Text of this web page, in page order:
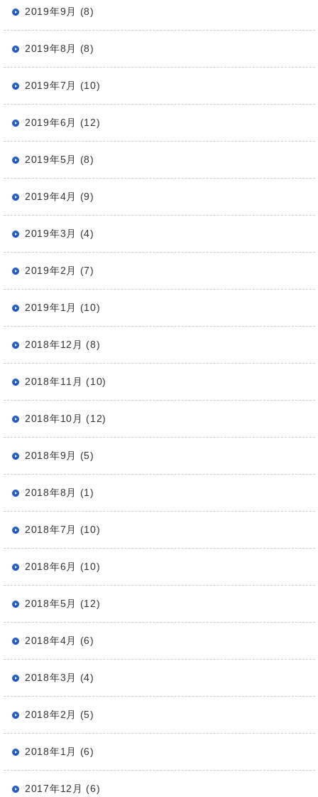
2019年9月 (8)
2019年8月 (8)
2019年7月 (10)
2019年6月 (12)
2019年5月 (8)
2019年4月 (9)
2019年3月 (4)
2019年2月 (7)
2019年1月 (10)
2018年12月 (8)
2018年11月 (10)
2018年10月 (12)
2018年9月 (5)
2018年8月 (1)
2018年7月 (10)
2018年6月 (10)
2018年5月 (12)
2018年4月 (6)
2018年3月 (4)
2018年2月 (5)
2018年1月 (6)
2017年12月 (6)